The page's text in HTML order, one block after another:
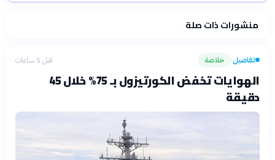
فلسفتنا المعرفية· سياسة الذكاء الاصطناعيمنشورات ذات صلة
تفاصيل› خلاصة قبل 5 ساعات
الهوايات تخفض الكورتيزول بـ 75% خلال 45
دقيقة